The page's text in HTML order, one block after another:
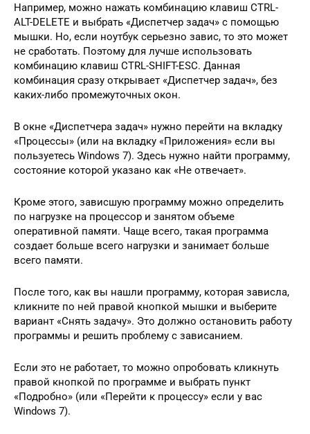
Например, можно нажать комбинацию клавиш CTRL-
ALT-DELETE и выбрать «Диспетчер задач» с помощью
мышки. Но, если ноутбук серьезно завис, то это может
не сработать. Поэтому для лучше использовать
комбинацию клавиш CTRL-SHIFT-ESC. Данная
комбинация сразу открывает «Диспетчер задач», без
каких-либо промежуточных окон.
В окне «Диспетчера задач» нужно перейти на вкладку
«Процессы» (или на вкладку «Приложения» если вы
пользуетесь Windows 7). Здесь нужно найти программу,
состояние которой указано как «Не отвечает».
Кроме этого, зависшую программу можно определить
по нагрузке на процессор и занятом объеме
оперативной памяти. Чаще всего, такая программа
создает больше всего нагрузки и занимает больше
всего памяти.
После того, как вы нашли программу, которая зависла,
кликните по ней правой кнопкой мышки и выберите
вариант «Снять задачу». Это должно остановить работу
программы и решить проблему с зависанием.
Если это не работает, то можно опробовать кликнуть
правой кнопкой по программе и выбрать пункт
«Подробно» (или «Перейти к процессу» если у вас
Windows 7).